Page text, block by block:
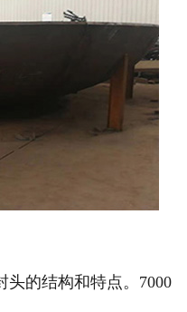
发货现场
的结构和特点。7000